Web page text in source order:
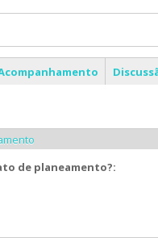
de planeamento?: